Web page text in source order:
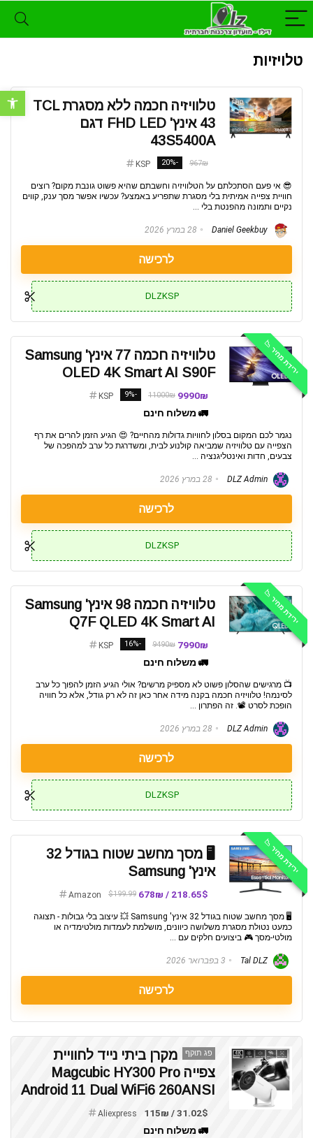
פתח
טלויזיות
טלוויזיה חכמה ללא מסגרת TCL
43 אינץ' FHD LED דגם
43S5400A
967₪
-20%
KSP
😎 אי פעם הסתכלתם על הטלוויזיה וחשבתם שהיא פשוט גונבת מקום? רוצים
חוויית צפייה אמיתית בלי מסגרת שתפריע באמצע? עכשיו אפשר מסך ענק, קווים
נקיים ותמונה מהפנטת בלי ...
28 במרץ 2026
לרכישה
DLZKSP
ירידת מחיר 📉
טלוויזיה חכמה 77 אינץ' Samsung
OLED 4K Smart AI S90F
9990₪
11000₪
-9%
KSP
🚛 משלוח חינם
נגמר לכם המקום בסלון לחוויות גדולות מהחיים? 😍 הגיע הזמן להרים את רף
הצפייה עם טלוויזיה שמביאה קולנוע לבית, ומשדרגת כל ערב למהפכה של
צבעים, חדות ואינטליגנציה ...
28 במרץ 2026
לרכישה
DLZKSP
ירידת מחיר 📉
טלוויזיה חכמה 98 אינץ' Samsung
Q7F QLED 4K Smart AI
7990₪
9490₪
-16%
KSP
🚛 משלוח חינם
📺 מרגישים שהסלון פשוט לא מספיק מרשים? אולי הגיע הזמן להפוך כל ערב
לסינמה! טלוויזיה חכמה בקנה מידה אחר כאן זה לא רק גודל, אלא כל חוויה
הופכת לסרט 📽️. זה הפתרון ...
28 במרץ 2026
לרכישה
DLZKSP
ירידת מחיר 📉
🖥️ מסך מחשב שטוח בגודל 32
אינץ' Samsung
218.65$ / 678₪
$199.99
Amazon
🖥️ מסך מחשב שטוח בגודל 32 אינץ' Samsung 💥 עיצוב בלי גבולות - תצוגה
כמעט נטולת מסגרת משלושה כיוונים, מושלמת לעמדות מולטימדיה או
מולטי-מסך 🎮 ביצועים חלקים עם ...
Tal DLZ 3 בפברואר 2026
לרכישה
פג תוקף
מקרן ביתי נייד לחוויית
צפייה Magcubic HY300 Pro
Android 11 Dual WiFi6 260ANSI
31.02$ / 115₪
Aliexpress
🚛 משלוח חינם